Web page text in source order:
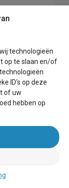
verblijft,
de
in de
langs
terwijl u
is voor
de
zorgen
dat
van
technologieën
op te slaan en/of
ID's op deze
of uw
hebben op